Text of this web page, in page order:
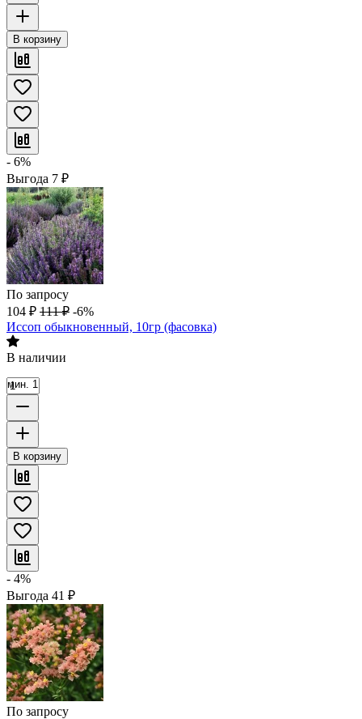
В корзину
- 6%
Выгода 7 ₽
По запросу
104 ₽ 111 ₽ -6%
Иссоп обыкновенный, 10гр (фасовка)
В наличии
мин. 1
В корзину
- 4%
Выгода 41 ₽
По запросу